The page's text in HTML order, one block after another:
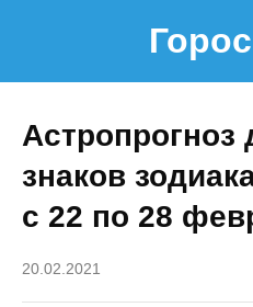
Астропрогноз
знаков
с 22 по 28
20.02.2021